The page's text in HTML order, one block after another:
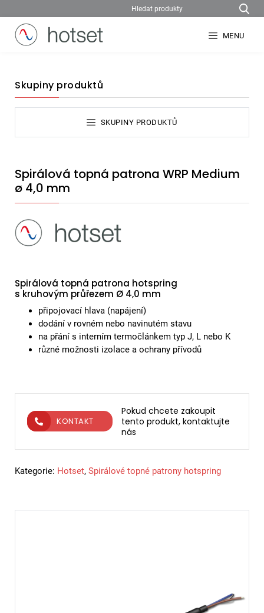
MENU
Skupiny produktů
SKUPINY PRODUKTŮ
Spirálová topná patrona WRP Medium
ø 4,0 mm
Spirálová topná patrona hotspring
s kruhovým průřezem Ø 4,0 mm
připojovací hlava (napájení)
dodání v rovném nebo navinutém stavu
na přání s interním termočlánkem typ J, L nebo K
různé možnosti izolace a ochrany přívodů
Pokud chcete zakoupit
tento produkt, kontaktujte
nás
KONTAKT
Kategorie: Hotset, Spirálové topné patrony hotspring